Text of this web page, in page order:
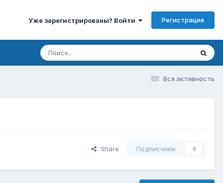
Уже зарегистрированы? Войти Регистрация
Вся активность
Share Подписчики 0